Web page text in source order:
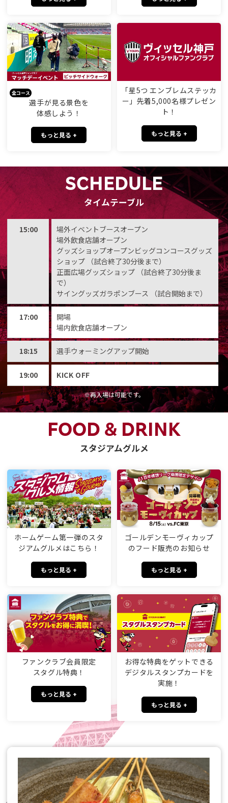
全コース
選手が見る景色を
体感しよう！
もっと見る +
「星5つ エンブレムステッカ
ー」先着5,000名様プレゼン
ト！
もっと見る +
SCHEDULE
タイムテーブル
15:00
場外イベントブースオープン
場外飲食店舗オープン
グッズショップオープンビッグコンコースグッズ
ショップ （試合終了30分後まで）
正面広場グッズショップ （試合終了30分後ま
で）
サイングッズガラポンブース （試合開始まで）
17:00
開場
場内飲食店舗オープン
18:15 選手ウォーミングアップ開始
19:00 KICK OFF
※再入場は可能です。
FOOD & DRINK
スタジアムグルメ
ホームゲーム第一弾のスタ
ジアムグルメはこちら！
もっと見る +
ゴールデンモーヴィカップ
のフード販売のお知らせ
もっと見る +
ファンクラブ会員限定
スタグル特典！
もっと見る +
お得な特典をゲットできる
デジタルスタンプカードを
実施！
もっと見る +